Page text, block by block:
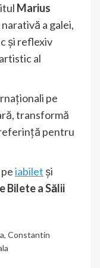
Marius
a galei,
și reflexiv
al
pe
transformă
pentru
iabilet și
Bilete a Sălii
, Constantin